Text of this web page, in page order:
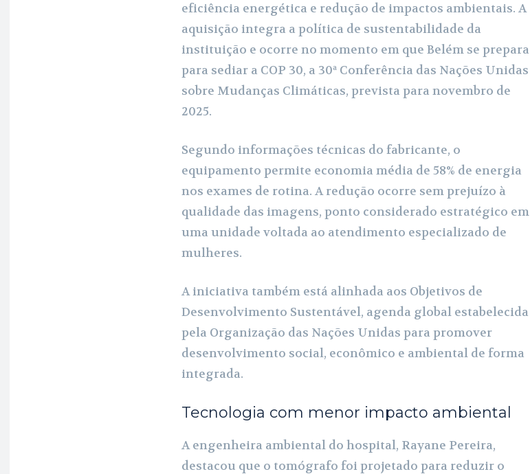
eficiência energética e redução de impactos ambientais. A
aquisição integra a política de sustentabilidade da
instituição e ocorre no momento em que Belém se prepara
para sediar a COP 30, a 30ª Conferência das Nações Unidas
sobre Mudanças Climáticas, prevista para novembro de
2025.
Segundo informações técnicas do fabricante, o
equipamento permite economia média de 58% de energia
nos exames de rotina. A redução ocorre sem prejuízo à
qualidade das imagens, ponto considerado estratégico em
uma unidade voltada ao atendimento especializado de
mulheres.
A iniciativa também está alinhada aos Objetivos de
Desenvolvimento Sustentável, agenda global estabelecida
pela Organização das Nações Unidas para promover
desenvolvimento social, econômico e ambiental de forma
integrada.
Tecnologia com menor impacto ambiental
A engenheira ambiental do hospital, Rayane Pereira,
destacou que o tomógrafo foi projetado para reduzir o